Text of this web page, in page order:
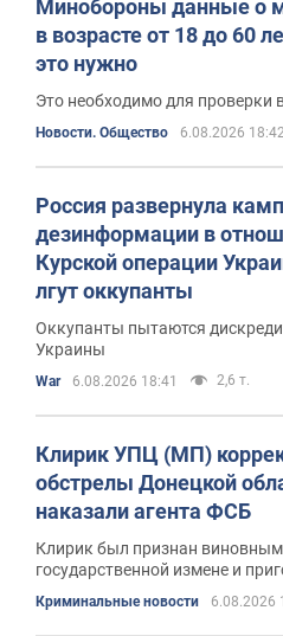
Минобороны данные о
в возрасте от 18 до 60
это нужно
Это необходимо для проверки
Новости. Общество 6.08.2026
Россия развернула
дезинформации в
Курской операции
лгут оккупанты
Оккупанты пытаются
Украины
War 6.08.2026 18:41 2,6 т.
Клирик УПЦ (МП)
обстрелы Донецкой
наказали агента ФСБ
Клирик был признан
государственной измене и
Криминальные новости 6.08.2026